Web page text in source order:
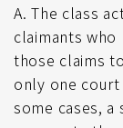
A. The class
claimants
those claims
only one
some cases,